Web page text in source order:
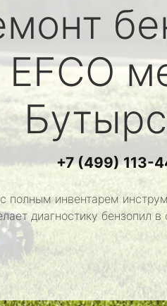
EFCO
+7 (499) 113-
инвентарем
диагностику бензопил